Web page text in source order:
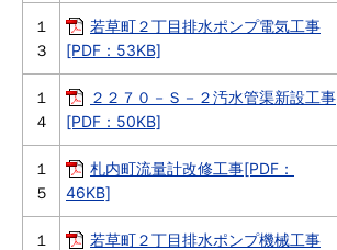
１
３
若草町２丁目排水ポンプ電気工事
[PDF：53KB]
１
４
２２７０－Ｓ－２汚水管渠新設工事
[PDF：50KB]
１
５
札内町流量計改修工事[PDF：
46KB]
１
若草町２丁目排水ポンプ機械工事